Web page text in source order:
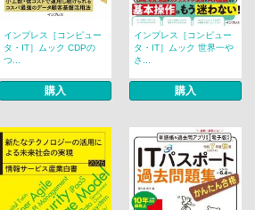
インプレス［コンピュー
タ・IT］ムック CDPの
つ...
購入
インプレス［コンピュー
タ・IT］ムック 世界一や
さ...
購入